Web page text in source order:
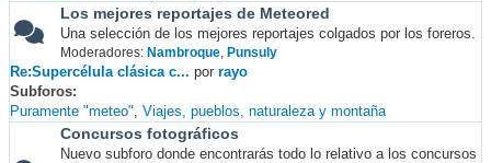
Los mejores reportajes de Meteored
Una selección de los mejores reportajes colgados por los foreros.
Moderadores: Nambroque, Punsuly
Re:Supercélula clásica c... por rayo
Subforos
Puramente "meteo" Viajes, pueblos, naturaleza y montaña
Concursos fotográficos
Nuevo subforo donde encontrarás todo lo relativo a los concursos